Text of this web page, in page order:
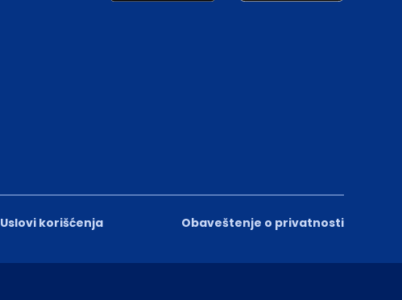
Uslovi korišćenja Obaveštenje o privatnosti